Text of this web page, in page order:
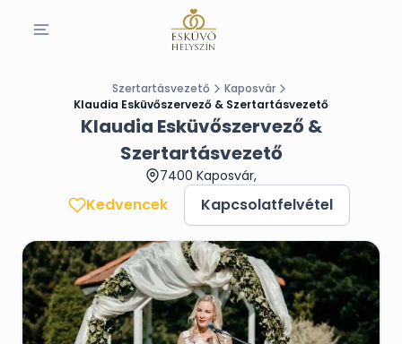
Szertartásvezető
Kaposvár
Klaudia Esküvőszervező & Szertartásvezető
Klaudia Esküvőszervező &
Szertartásvezető
7400 Kaposvár,
Kedvencek Kapcsolatfelvétel